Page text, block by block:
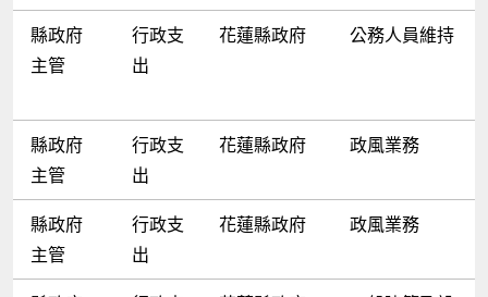
縣政府
主管
行政支
出
花蓮縣政府 公務人員維持
縣政府
主管
行政支
出
花蓮縣政府 政風業務
縣政府
主管
行政支
出
花蓮縣政府 政風業務